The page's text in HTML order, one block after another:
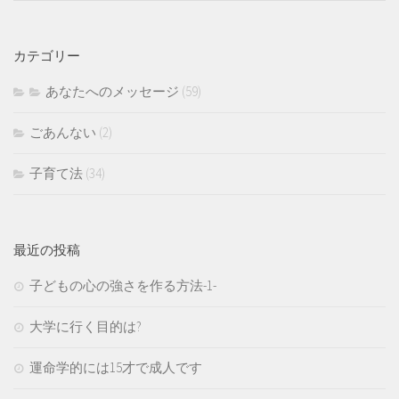
カテゴリー
あなたへのメッセージ (59)
ごあんない (2)
子育て法 (34)
最近の投稿
子どもの心の強さを作る方法-1-
大学に行く目的は?
運命学的には15才で成人です